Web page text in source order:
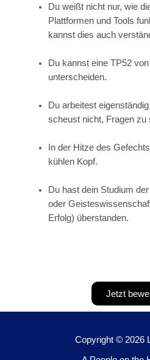
Du weißt nicht nur, wie
Plattformen und Tools
kannst dies auch
Du kannst eine TP52
unterscheiden.
Du arbeitest
scheust nicht, Fragen zu
In der Hitze des
kühlen Kopf.
Du hast dein Studium
oder
Erfolg) überstanden.
Jetzt
Copyright © 2026